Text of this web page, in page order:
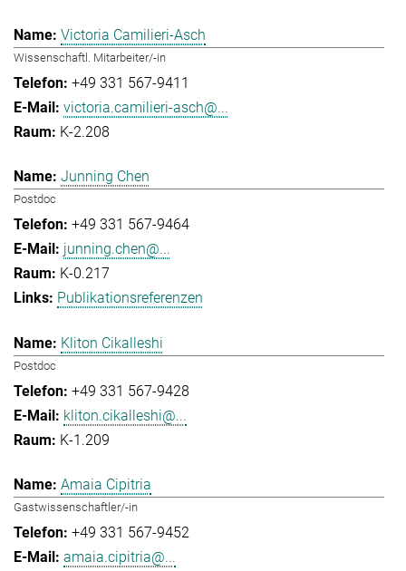
Victoria Camilieri-Asch
Wissenschaftl. Mitarbeiter/-in
+49 331 567-9411
victoria.camilieri-asch@...
K-2.208
Junning Chen
Postdoc
+49 331 567-9464
junning.chen@...
K-0.217
Publikationsreferenzen
Kliton Cikalleshi
Postdoc
+49 331 567-9428
kliton.cikalleshi@...
K-1.209
Amaia Cipitria
Gastwissenschaftler/-in
+49 331 567-9452
amaia.cipitria@...